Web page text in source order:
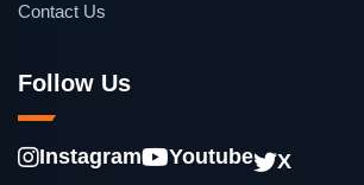
Contact Us
Follow Us
Instagram Youtube X